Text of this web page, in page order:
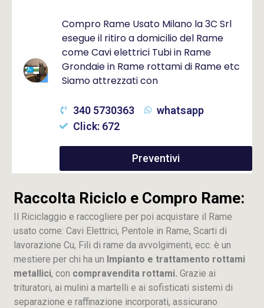
Compro Rame Usato Milano la 3C Srl
esegue il ritiro a domicilio del Rame
come Cavi elettrici Tubi in Rame
Grondaie in Rame rottami di Rame etc
Siamo attrezzati con
340 5730363
whatsapp
Click: 672
Preventivi
Raccolta Riciclo e Compro Rame:
Il Riciclaggio e raccogliere per poi acquistare il Rame
usato come: Cavi Elettrici, Pentole in Rame, Scarti di
lavorazione Cu, Fili di rame da avvolgimenti, ecc. è un
mestiere per chi ha un Impianto e trattamento rottami
metallici, con compravendita rottami. Grazie ai
trituratori, ai mulini a martelli e ai sofisticati sistemi di
separazione e raffinazione incorporati, assicurano